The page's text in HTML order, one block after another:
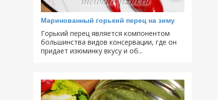
Маринованный горький перец на зиму
Горький перец является компонентом
большинства видов консервации, где он
придает изюминку вкусу и об...